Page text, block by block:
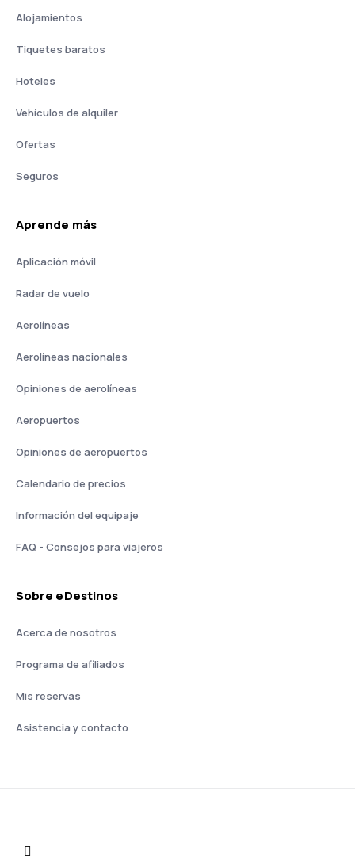
Alojamientos
Tiquetes baratos
Hoteles
Vehículos de alquiler
Ofertas
Seguros
Aprende más
Aplicación móvil
Radar de vuelo
Aerolíneas
Aerolíneas nacionales
Opiniones de aerolíneas
Aeropuertos
Opiniones de aeropuertos
Calendario de precios
Información del equipaje
FAQ - Consejos para viajeros
Sobre eDestinos
Acerca de nosotros
Programa de afiliados
Mis reservas
Asistencia y contacto